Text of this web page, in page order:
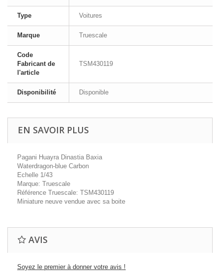
Type Voitures
Marque Truescale
Code
Fabricant de
l'article
TSM430119
Disponibilité Disponible
EN SAVOIR PLUS
Pagani Huayra Dinastia Baxia
Waterdragon-blue Carbon
Echelle 1/43
Marque: Truescale
Référence Truescale: TSM430119
Miniature neuve vendue avec sa boite
AVIS
Soyez le premier à donner votre avis !